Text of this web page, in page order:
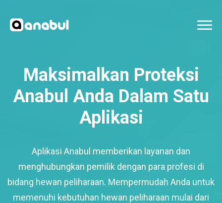
Maksimalkan Proteksi
Anabul Anda Dalam Satu
Aplikasi
Aplikasi Anabul memberikan layanan dan
menghubungkan pemilik dengan para profesi di
bidang hewan peliharaan. Mempermudah Anda untuk
memenuhi kebutuhan hewan peliharaan mulai dari